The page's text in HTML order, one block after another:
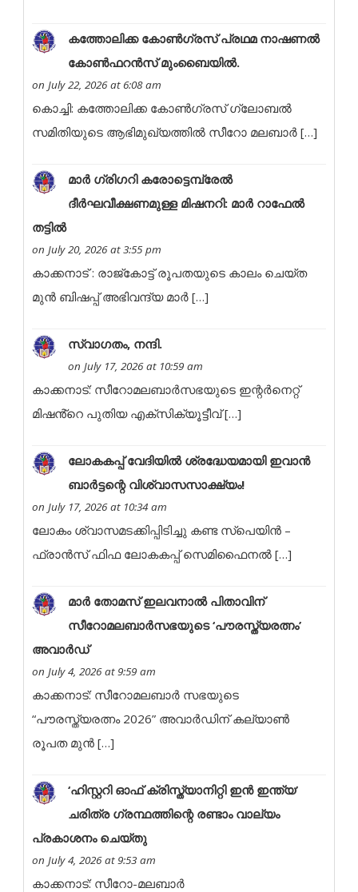
കത്തോലിക്ക കോൺഗ്രസ് പ്രഥമ നാഷണൽ
കോൺഫറൻസ് മുംബൈയിൽ.
on July 22, 2026 at 6:08 am
കൊച്ചി: കത്തോലിക്ക കോൺഗ്രസ് ഗ്ലോബൽ
സമിതിയുടെ ആഭിമുഖ്യത്തിൽ സീറോ മലബാർ […]
മാർ ഗ്രിഗറി കരോട്ടെമ്പ്രേൽ
ദീർഘവീക്ഷണമുള്ള മിഷനറി: മാർ റാഫേൽ
തട്ടിൽ
on July 20, 2026 at 3:55 pm
കാക്കനാട് : രാജ്കോട്ട് രൂപതയുടെ കാലം ചെയ്ത
മുൻ ബിഷപ്പ് അഭിവന്ദ്യ മാർ […]
സ്വാഗതം, നന്ദി.
on July 17, 2026 at 10:59 am
കാക്കനാട്: സീറോമലബാർസഭയുടെ ഇന്റർനെറ്റ്
മിഷൻ്റെ പുതിയ എക്സിക്യൂട്ടീവ് […]
ലോകകപ്പ് വേദിയിൽ ശ്രദ്ധേയമായി ഇവാൻ
ബാർട്ടന്റെ വിശ്വാസസാക്ഷ്യം!
on July 17, 2026 at 10:34 am
ലോകം ശ്വാസമടക്കിപ്പിടിച്ചു കണ്ട സ്പെയിൻ –
ഫ്രാൻസ് ഫിഫ ലോകകപ്പ് സെമിഫൈനൽ […]
മാർ തോമസ് ഇലവനാൽ പിതാവിന്
സീറോമലബാർസഭയുടെ ‘പൗരസ്ത്യരത്നം’
അവാർഡ്
on July 4, 2026 at 9:59 am
കാക്കനാട്: സീറോമലബാർ സഭയുടെ
“പൗരസ്ത്യരത്നം 2026” അവാർഡിന് കല്യാൺ
രൂപത മുൻ […]
‘ഹിസ്റ്ററി ഓഫ് ക്രിസ്ത്യാനിറ്റി ഇൻ ഇന്ത്യ’
ചരിത്ര ഗ്രന്ഥത്തിന്റെ രണ്ടാം വാല്യം
പ്രകാശനം ചെയ്തു
on July 4, 2026 at 9:53 am
കാക്കനാട്: സീറോ-മലബാർ